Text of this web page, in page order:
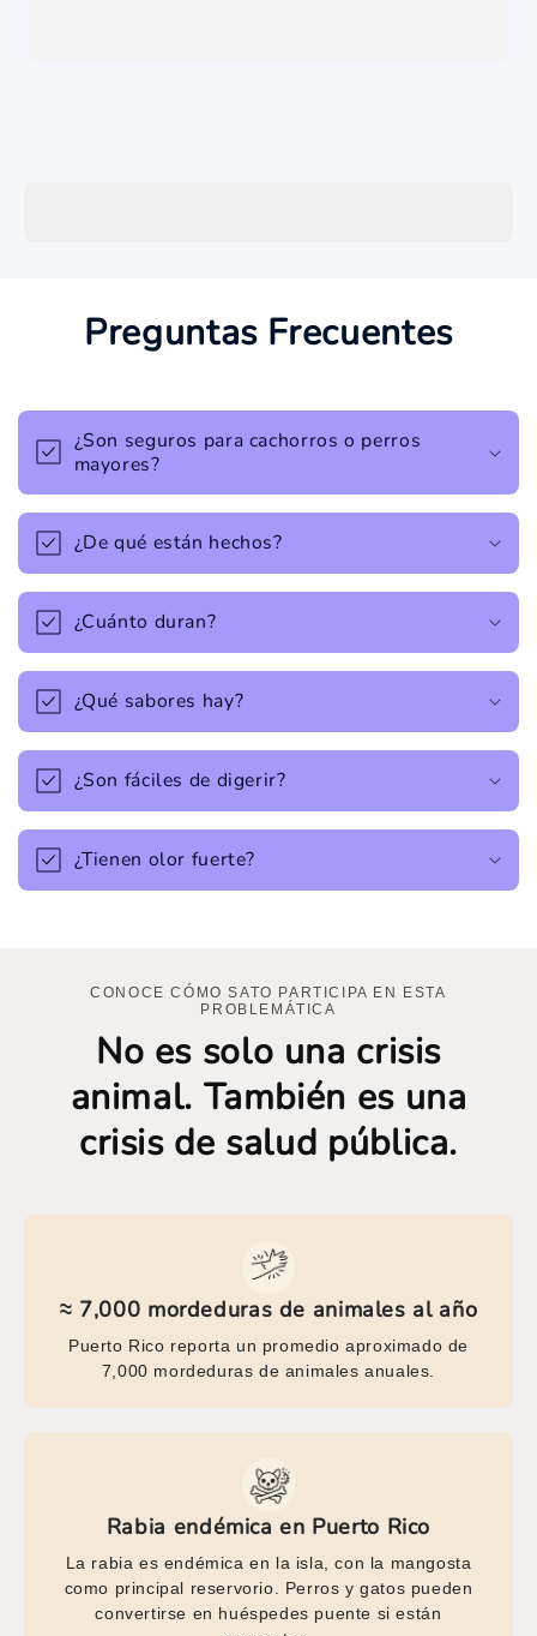
Preguntas Frecuentes
¿Son seguros para cachorros o perros
mayores?
¿De qué están hechos?
¿Cuánto duran?
¿Qué sabores hay?
¿Son fáciles de digerir?
¿Tienen olor fuerte?
CONOCE CÓMO SATO PARTICIPA EN ESTA
PROBLEMÁTICA
No es solo una crisis
animal. También es una
crisis de salud pública.
≈ 7,000 mordeduras de animales al año
Puerto Rico reporta un promedio aproximado de
7,000 mordeduras de animales anuales.
Rabia endémica en Puerto Rico
La rabia es endémica en la isla, con la mangosta
como principal reservorio. Perros y gatos pueden
convertirse en huéspedes puente si están